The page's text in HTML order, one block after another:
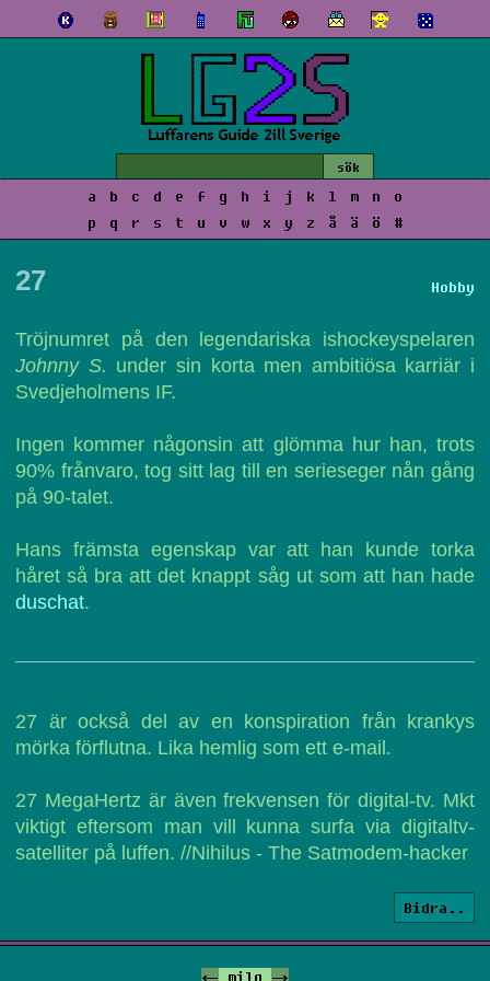
a b c d e f g h i j k l m n
o
p
q r s t u v w x y z å ä ö #
Hobby
27
Tröjnumret på den legendariska ishockeyspelaren
Johnny S. under sin korta men ambitiösa karriär i
Svedjeholmens IF.
Ingen kommer någonsin att glömma hur han, trots
90% frånvaro, tog sitt lag till en serieseger nån gång
på 90-talet.
Hans främsta egenskap var att han kunde torka
håret så bra att det knappt såg ut som att han hade
duschat.
27 är också del av en konspiration från krankys
mörka förflutna. Lika hemlig som ett e-mail.
27 MegaHertz är även frekvensen för digital-tv. Mkt
viktigt eftersom man vill kunna surfa via digitaltv-
satelliter på luffen. //Nihilus - The Satmodem-hacker
Bidra..
<- milq ->